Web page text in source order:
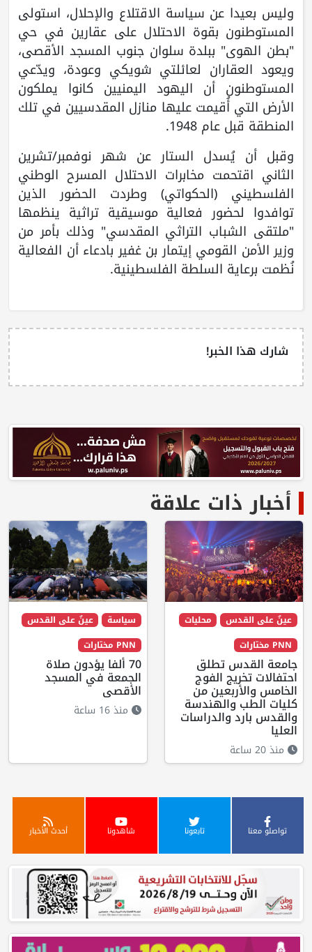
وليس بعيدا عن سياسة الاقتلاع والإحلال، استولى
المستوطنون بقوة الاحتلال على عقارين في حي
"بطن الهوى" ببلدة سلوان جنوب المسجد الأقصى،
ويعود العقاران لعائلتي شويكي وعودة، ويدّعي
المستوطنون أن اليهود اليمنيين كانوا يملكون
الأرض التي أُقيمت عليها منازل المقدسيين في تلك
المنطقة قبل عام 1948.
وقبل أن يُسدل الستار عن شهر نوفمبر/تشرين
الثاني اقتحمت مخابرات الاحتلال المسرح الوطني
الفلسطيني (الحكواتي) وطردت الحضور الذين
توافدوا لحضور فعالية موسيقية تراثية ينظمها
"ملتقى الشباب التراثي المقدسي" وذلك بأمر من
وزير الأمن القومي إيتمار بن غفير بادعاء أن الفعالية
نُظمت برعاية السلطة الفلسطينية.
شارك هذا الخبر!
أخبار ذات علاقة
عينٌ على القدس
محليات
PNN مختارات
جامعة القدس تطلق
احتفالات تخريج الفوج
الخامس والأربعين من
كليات الطب والهندسة
والقدس بارد والدراسات
العليا
منذ 20 ساعة
سياسة
عينٌ على القدس
PNN مختارات
70 ألفا يؤدون صلاة
الجمعة في المسجد
الأقصى
منذ 16 ساعة
تواصلو معنا تابعونا شاهدونا أحدث الأخبار